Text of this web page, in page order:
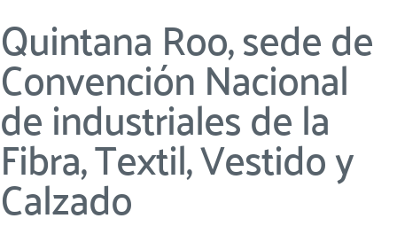
Quintana Roo, sede de
Convención Nacional
de industriales de la
Fibra, Textil, Vestido y
Calzado